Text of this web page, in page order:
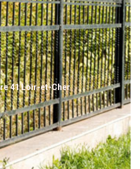
41 Loir-et-Cher